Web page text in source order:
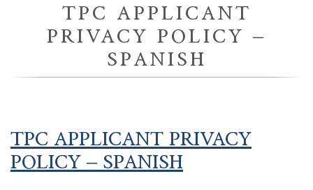
TPC APPLICANT
PRIVACY POLICY –
SPANISH
TPC APPLICANT PRIVACY
POLICY – SPANISH